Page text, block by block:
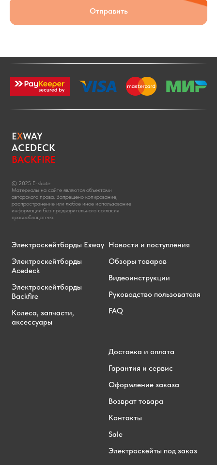
Отправить
EXWAY
ACEDECK
BACKFIRE
© 2025 E-skate
Материалы на сайте являются объектами
авторского права. Запрещено копирование,
распространение или любое иное использование
информации без предварительного согласия
правообладателя.
Электроскейтборды Exway
Электроскейтборды
Acedeck
Электроскейтборды
Backfire
Колеса, запчасти,
аксессуары
Новости и поступления
Обзоры товаров
Видеоинструкции
Руководство пользователя
FAQ
Доставка и оплата
Гарантия и сервис
Оформление заказа
Возврат товара
Контакты
Sale
Электроскейты под заказ